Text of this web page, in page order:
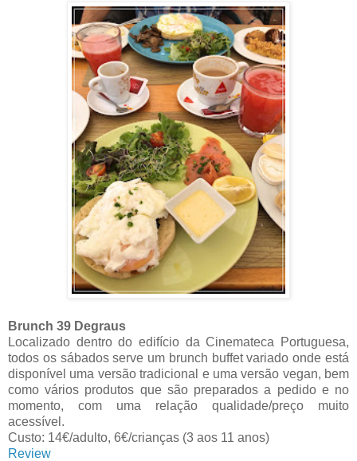
Brunch 39 Degraus
Localizado dentro do edifício da Cinemateca Portuguesa,
todos os sábados serve um brunch buffet variado onde está
disponível uma versão tradicional e uma versão vegan, bem
como vários produtos que são preparados a pedido e no
momento, com uma relação qualidade/preço muito
acessível.
Custo: 14€/adulto, 6€/crianças (3 aos 11 anos)
Review